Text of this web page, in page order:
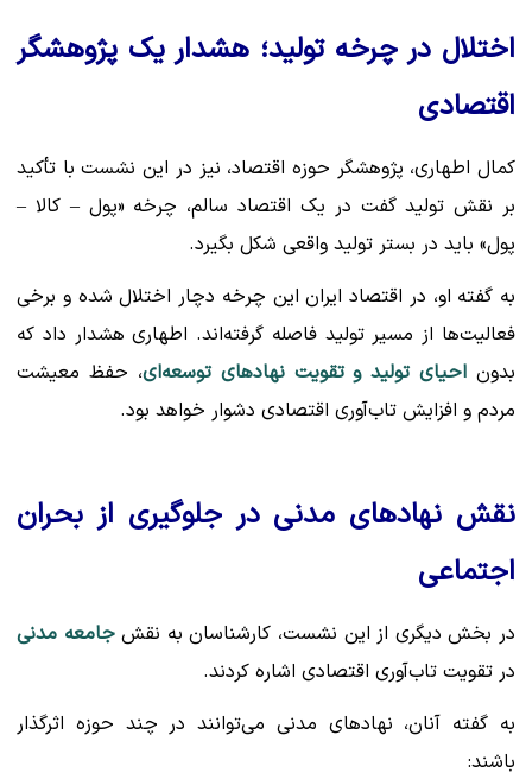
اختلال در چرخه تولید؛ هشدار یک پژوهشگر
اقتصادی
کمال اطهاری، پژوهشگر حوزه اقتصاد، نیز در این نشست با تأکید
بر نقش تولید گفت در یک اقتصاد سالم، چرخه «پول – کالا –
پول» باید در بستر تولید واقعی شکل بگیرد.
به گفته او، در اقتصاد ایران این چرخه دچار اختلال شده و برخی
فعالیت‌ها از مسیر تولید فاصله گرفته‌اند. اطهاری هشدار داد که
بدون احیای تولید و تقویت نهادهای توسعه‌ای، حفظ معیشت
مردم و افزایش تاب‌آوری اقتصادی دشوار خواهد بود.
نقش نهادهای مدنی در جلوگیری از بحران
اجتماعی
در بخش دیگری از این نشست، کارشناسان به نقشجامعه مدنی
در تقویت تاب‌آوری اقتصادی اشاره کردند.
به گفته آنان، نهادهای مدنی می‌توانند در چند حوزه اثرگذار
باشند: